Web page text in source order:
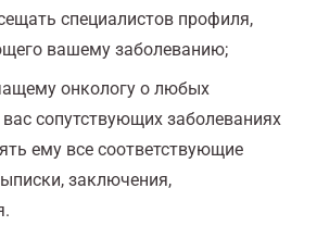
специалистов профиля,
вашему заболеванию;
онкологу о любых
сопутствующих заболеваниях
ему все соответствующие
заключения,